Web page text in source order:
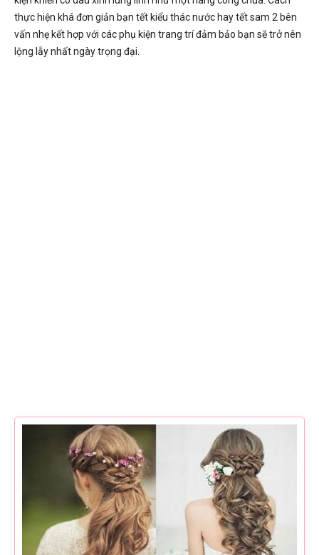
thực hiện khá đơn giản bạn tết kiểu thác nước hay tết sam 2 bên
vấn nhẹ kết hợp với các phụ kiện trang trí đảm bảo bạn sẽ trở nên
lộng lẫy nhất ngày trọng đại.